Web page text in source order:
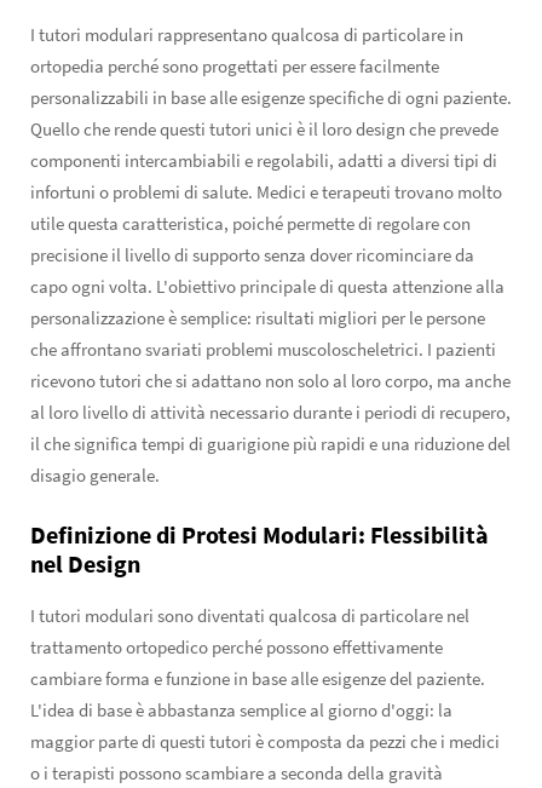
I tutori modulari rappresentano qualcosa di particolare in
ortopedia perché sono progettati per essere facilmente
personalizzabili in base alle esigenze specifiche di ogni paziente.
Quello che rende questi tutori unici è il loro design che prevede
componenti intercambiabili e regolabili, adatti a diversi tipi di
infortuni o problemi di salute. Medici e terapeuti trovano molto
utile questa caratteristica, poiché permette di regolare con
precisione il livello di supporto senza dover ricominciare da
capo ogni volta. L'obiettivo principale di questa attenzione alla
personalizzazione è semplice: risultati migliori per le persone
che affrontano svariati problemi muscoloscheletrici. I pazienti
ricevono tutori che si adattano non solo al loro corpo, ma anche
al loro livello di attività necessario durante i periodi di recupero,
il che significa tempi di guarigione più rapidi e una riduzione del
disagio generale.
Definizione di Protesi Modulari: Flessibilità
nel Design
I tutori modulari sono diventati qualcosa di particolare nel
trattamento ortopedico perché possono effettivamente
cambiare forma e funzione in base alle esigenze del paziente.
L'idea di base è abbastanza semplice al giorno d'oggi: la
maggior parte di questi tutori è composta da pezzi che i medici
o i terapisti possono scambiare a seconda della gravità